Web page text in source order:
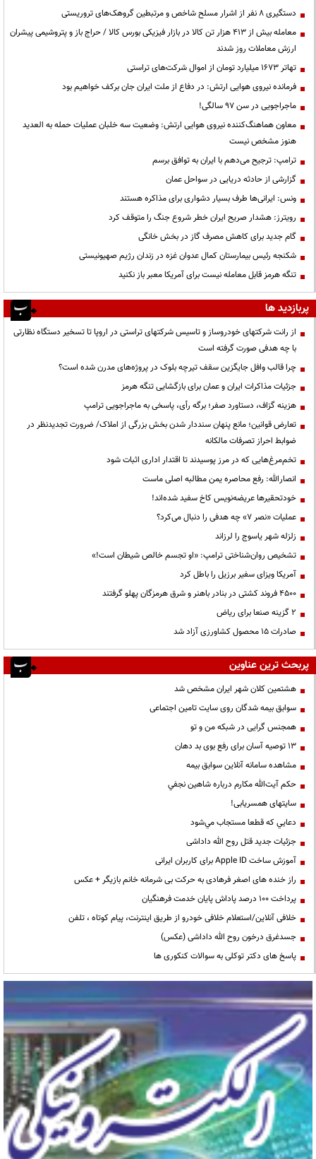
دستگیری ۸ نفر از اشرار مسلح شاخص و مرتبطین گروهک‌های تروریستی
معامله بیش از ۴۱۳ هزار تن کالا در بازار فیزیکی بورس کالا / حراج باز و پتروشیمی پیشران
ارزش معاملات روز شدند
تهاتر ۱۶۷۳ میلیارد تومان از اموال شرکت‌های تراستی
فرمانده نیروی هوایی ارتش: در دفاع از ملت ایران جان برکف خواهیم بود
ماجراجویی در سن ۹۷ سالگی!
معاون هماهنگ‌کننده نیروی هوایی ارتش: وضعیت سه خلبان عملیات حمله به العدید
هنوز مشخص نیست
ترامپ: ترجیح می‌دهم با ایران به توافق برسم
گزارشی از حادثه دریایی در سواحل عمان
ونس: ایرانی‌ها طرف بسیار دشواری برای مذاکره هستند
رویترز: هشدار صریح ایران خطر شروع جنگ را متوقف کرد
گام جدید برای کاهش مصرف گاز در بخش خانگی
شکنجه رئیس بیمارستان کمال عدوان غزه در زندان رژیم صهیونیستی
تنگه هرمز قابل معامله نیست برای آمریکا معبر باز نکنید
پربازدید ها
از رانت‌ شرکتهای خودروساز و تاسیس شرکتهای تراستی در اروپا تا تسخیر دستگاه نظارتی
با چه هدفی صورت گرفته است
چرا قالب وافل جایگزین سقف تیرچه بلوک در پروژه‌های مدرن شده است؟
جزئیات مذاکرات ایران و عمان برای بازگشایی تنگه هرمز
هزینه گزاف، دستاورد صفر؛ برگه رأی، پاسخی به ماجراجویی ترامپ
تعارض قوانین؛ مانع پنهان سنددار شدن بخش بزرگی از املاک/ ضرورت تجدیدنظر در
ضوابط احراز تصرفات مالکانه
تخم‌مرغ‌هایی که در مرز پوسیدند تا اقتدار اداری اثبات شود
انصارالله: رفع محاصره یمن مطالبه اصلی ماست
خودتحقیرها عریضه‌نویس کاخ سفید شده‌اند!
عملیات «نصر ۷» چه هدفی را دنبال می‌کرد؟
زلزله شهر یاسوج را لرزاند
تشخیص روان‌شناختی ترامپ: «او تجسم خالص شیطان است!»
آمریکا ویزای سفیر برزیل را باطل کرد
۴۵۰۰ فروند کشتی در بنادر باهنر و شرق هرمزگان پهلو گرفتند
۲ گزینه صنعا برای ریاض
صادرات ۱۵ محصول کشاورزی آزاد شد
پربحث ترین عناوین
هشتمین کلان شهر ایران مشخص شد
سوابق بیمه شدگان روی سایت تامین اجتماعی
همجنس گرایی در شبکه من و تو
13 توصیه آسان برای رفع بوی بد دهان
مشاهده سامانه آنلاين سوابق بیمه
حكم آيت‌الله مكارم درباره شاهين نجفي
سایتهای همسریابی!
دعايي كه قطعا مستجاب مي‌شود
جزئیات جدید قتل روح الله داداشی
آموزش ساخت Apple ID برای کاربران ایرانی
راز خنده های اصغر فرهادی به حرکت بی شرمانه خانم بازیگر + عکس
پرداخت ۱۰۰ درصد پاداش پایان خدمت فرهنگیان
خلافی آنلاین/استعلام خلافی خودرو از طریق اینترنت، پیام کوتاه ، تلفن
جسدغرق درخون روح الله داداشی (عکس)
پاسخ های دکتر توکلی به سوالات کنکوری ها